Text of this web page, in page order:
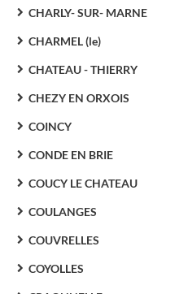
CHARLY- SUR- MARNE
CHARMEL (le)
CHATEAU - THIERRY
CHEZY EN ORXOIS
COINCY
CONDE EN BRIE
COUCY LE CHATEAU
COULANGES
COUVRELLES
COYOLLES